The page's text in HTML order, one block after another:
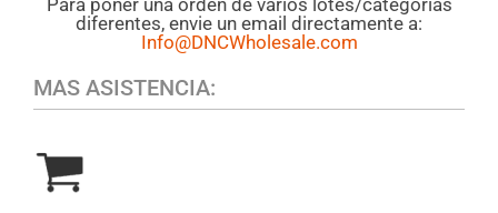
diferentes, envie un email directamente a:
Info@DNCWholesale.com
MAS ASISTENCIA: